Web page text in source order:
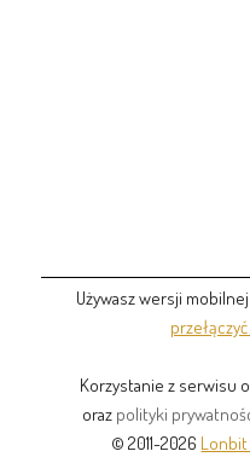
Używasz wersji
Korzystanie z serwisu
oraz polityki
© 2011-2026 Lonbit